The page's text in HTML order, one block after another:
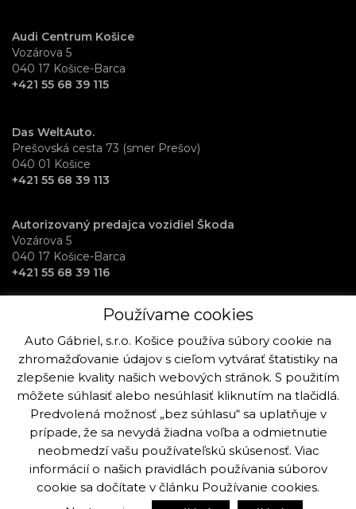
Audi Centrum Košice
Vozárova 5
040 17 Košice-Barca
+421 55 68 39 115
Das WeltAuto.
Prešovská cesta 73 (smer Prešov)
040 01 Košice
+421 55 68 39 113
Autorizovaný predajca vozidiel Škoda
Vozárova 5
040 17 Košice-Barca
+421 55 68 39 116
RentAuto požičovňa vozidiel
Osloboditeľov 70
040 17 Košice-Barca
+421 915 992 864
Copyright © Auto Gabriel, s.r.o. Košice 2019 - 2025. Všetky práva k
stránke a fotografiám sú vyhradené viac info.
Vytvorilo:Ogilvy Košice
Používame cookies
Auto Gábriel, s.r.o. Košice používa súbory cookie na
zhromažďovanie údajov s cieľom vytvárať štatistiky na
zlepšenie kvality našich webových stránok. S použitím
môžete súhlasiť alebo nesúhlasiť kliknutím na tlačidlá.
Predvolená možnosť „bez súhlasu“ sa uplatňuje v
prípade, že sa nevydá žiadna voľba a odmietnutie
neobmedzí vašu používateľskú skúsenosť. Viac
informácií o našich pravidlách používania súborov
cookie sa dočítate v článku Používanie cookies.